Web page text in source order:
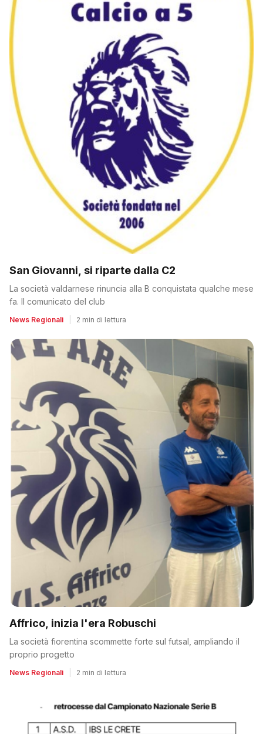
San Giovanni, si riparte dalla C2
La società valdarnese rinuncia alla B conquistata qualche mese
fa. Il comunicato del club
News Regionali 2 min di lettura
Affrico, inizia l'era Robuschi
La società fiorentina scommette forte sul futsal, ampliando il
proprio progetto
News Regionali 2 min di lettura